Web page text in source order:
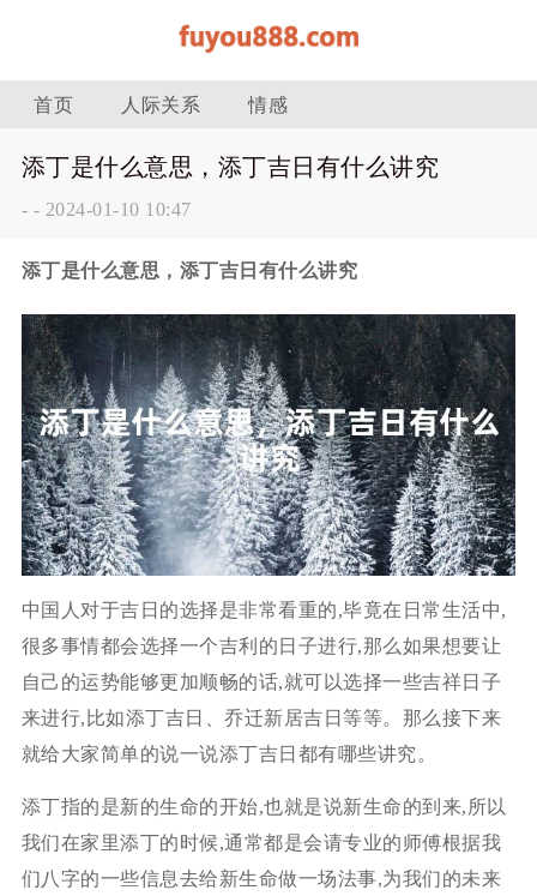
首页 人际关系 情感
添丁是什么意思，添丁吉日有什么讲究
- - 2024-01-10 10:47
添丁是什么意思，添丁吉日有什么讲究
中国人对于吉日的选择是非常看重的,毕竟在日常生活中,
很多事情都会选择一个吉利的日子进行,那么如果想要让
自己的运势能够更加顺畅的话,就可以选择一些吉祥日子
来进行,比如添丁吉日、乔迁新居吉日等等。那么接下来
就给大家简单的说一说添丁吉日都有哪些讲究。
添丁指的是新的生命的开始,也就是说新生命的到来,所以
我们在家里添丁的时候,通常都是会请专业的师傅根据我
们八字的一些信息去给新生命做一场法事,为我们的未来